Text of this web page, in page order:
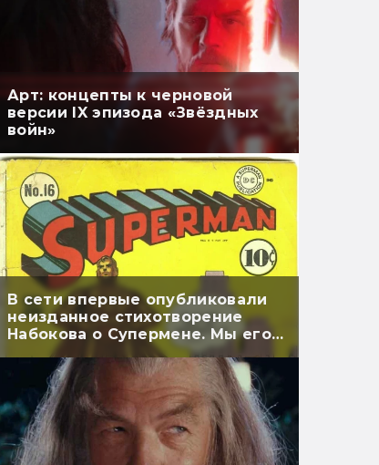
Арт: концепты к черновой
версии IX эпизода «Звёздных
войн»
В сети впервые опубликовали
неизданное стихотворение
Набокова о Супермене. Мы его
перевели